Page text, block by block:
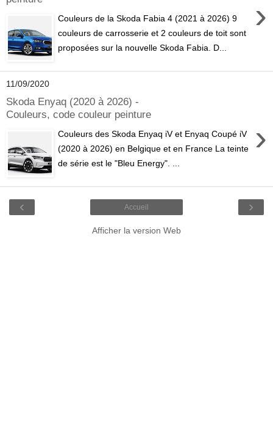
›
Couleurs de la Skoda Fabia 4 (2021 à 2026) 9
couleurs de carrosserie et 2 couleurs de toit sont
proposées sur la nouvelle Skoda Fabia. D...
11/09/2020
Skoda Enyaq (2020 à 2026) -
Couleurs, code couleur peinture
›
Couleurs des Skoda Enyaq iV et Enyaq Coupé iV
(2020 à 2026) en Belgique et en France La teinte
de série est le "Bleu Energy". ...
‹ ›
Accueil
Afficher la version Web